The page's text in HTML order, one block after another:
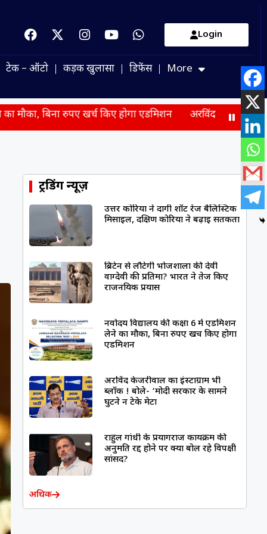
Login
टेक – ऑटो कड़क खुलासा डिफेंस More
खर्च किए होगा एडमिशन अरविंद केजरीवाल का इंस्टाग्राम भी
ट्रेंडिंग न्यूज़
उत्तर कोरिया ने दागी शॉर्ट रेंज बैलिस्टिक
मिसाइल, दक्षिण कोरिया ने बढ़ाई सतर्कता
ब्रिटेन से लौटेगी भोजशाला की देवी
वाग्देवी की प्रतिमा? भारत ने तेज किए
राजनयिक प्रयास
नवोदय विद्यालय की कक्षा 6 में एडमिशन
लेने का मौका, बिना रुपए खर्च किए होगा
एडमिशन
अरविंद केजरीवाल का इंस्टाग्राम भी
ब्लॉक ! बोले- ‘मोदी सरकार के सामने
घुटने न टेके मेटा
राहुल गांधी के प्रयागराज कार्यक्रम की
अनुमति रद्द होने पर क्या बोल रहे विपक्षी
सांसद?
अधिक